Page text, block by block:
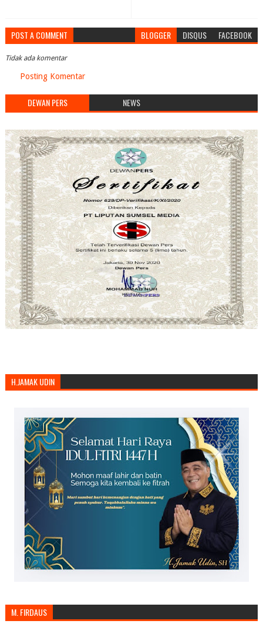
POST A COMMENT BLOGGER DISQUS FACEBOOK
Tidak ada komentar
Posting Komentar
DEWAN PERS NEWS
H.JAMAK UDIN
M. FIRDAUS